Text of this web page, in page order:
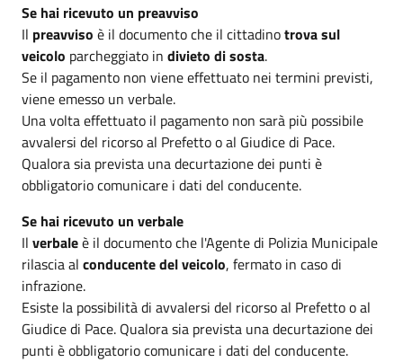
Se hai ricevuto un preavviso
Il preavviso è il documento che il cittadinotrova sul
veicolo parcheggiato in divieto di sosta.
Se il pagamento non viene effettuato nei termini previsti,
viene emesso un verbale.
Una volta effettuato il pagamento non sarà più possibile
avvalersi del ricorso al Prefetto o al Giudice di Pace.
Qualora sia prevista una decurtazione dei punti è
obbligatorio comunicare i dati del conducente.
Se hai ricevuto un verbale
Il verbaleè il documento che l'Agente di Polizia Municipale
rilascia al conducente del veicolo, fermato in caso di
infrazione.
Esiste la possibilità di avvalersi del ricorso al Prefetto o al
Giudice di Pace. Qualora sia prevista una decurtazione dei
punti è obbligatorio comunicare i dati del conducente.